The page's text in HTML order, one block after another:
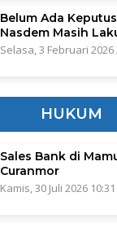
Belum Ada
Nasdem Masih
Selasa, 3 Februari 2026
HUKUM
Sales Bank di
Curanmor
Kamis, 30 Juli 2026